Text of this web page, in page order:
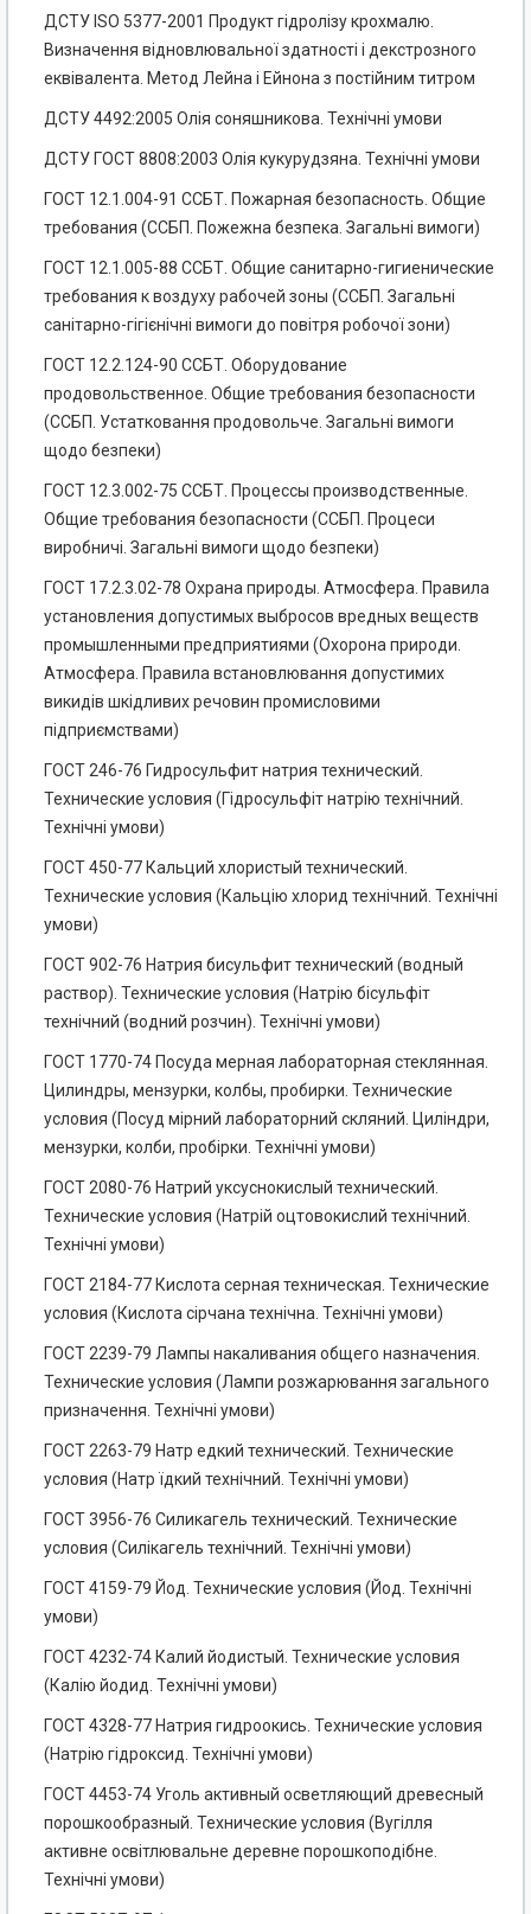
ДСТУ ISO 5377-2001 Продукт гідролізу крохмалю.
Визначення відновлювальної здатності і декстрозного
еквівалента. Метод Лейна і Ейнона з постійним титром
ДСТУ 4492:2005 Олія соняшникова. Технічні умови
ДСТУ ГОСТ 8808:2003 Олія кукурудзяна. Технічні умови
ГОСТ 12.1.004-91 ССБТ. Пожарная безопасность. Общие
требования (ССБП. Пожежна безпека. Загальні вимоги)
ГОСТ 12.1.005-88 ССБТ. Общие санитарно-гигиенические
требования к воздуху рабочей зоны (ССБП. Загальні
санітарно-гігієнічні вимоги до повітря робочої зони)
ГОСТ 12.2.124-90 ССБТ. Оборудование
продовольственное. Общие требования безопасности
(ССБП. Устатковання продовольче. Загальні вимоги
щодо безпеки)
ГОСТ 12.3.002-75 ССБТ. Процессы производственные.
Общие требования безопасности (ССБП. Процеси
виробничі. Загальні вимоги щодо безпеки)
ГОСТ 17.2.3.02-78 Охрана природы. Атмосфера. Правила
установления допустимых выбросов вредных веществ
промышленными предприятиями (Охорона природи.
Атмосфера. Правила встановлювання допустимих
викидів шкідливих речовин промисловими
підприємствами)
ГОСТ 246-76 Гидросульфит натрия технический.
Технические условия (Гідросульфіт натрію технічний.
Технічні умови)
ГОСТ 450-77 Кальций хлористый технический.
Технические условия (Кальцію хлорид технічний. Технічні
умови)
ГОСТ 902-76 Натрия бисульфит технический (водный
раствор). Технические условия (Натрію бісульфіт
технічний (водний розчин). Технічні умови)
ГОСТ 1770-74 Посуда мерная лабораторная стеклянная.
Цилиндры, мензурки, колбы, пробирки. Технические
условия (Посуд мірний лабораторний скляний. Циліндри,
мензурки, колби, пробірки. Технічні умови)
ГОСТ 2080-76 Натрий уксуснокислый технический.
Технические условия (Натрій оцтовокислий технічний.
Технічні умови)
ГОСТ 2184-77 Кислота серная техническая. Технические
условия (Кислота сірчана технічна. Технічні умови)
ГОСТ 2239-79 Лампы накаливания общего назначения.
Технические условия (Лампи розжарювання загального
призначення. Технічні умови)
ГОСТ 2263-79 Натр едкий технический. Технические
условия (Натр їдкий технічний. Технічні умови)
ГОСТ 3956-76 Силикагель технический. Технические
условия (Силікагель технічний. Технічні умови)
ГОСТ 4159-79 Йод. Технические условия (Йод. Технічні
умови)
ГОСТ 4232-74 Калий йодистый. Технические условия
(Калію йодид. Технічні умови)
ГОСТ 4328-77 Натрия гидроокись. Технические условия
(Натрію гідроксид. Технічні умови)
ГОСТ 4453-74 Уголь активный осветляющий древесный
порошкообразный. Технические условия (Вугілля
активне освітлювальне деревне порошкоподібне.
Технічні умови)